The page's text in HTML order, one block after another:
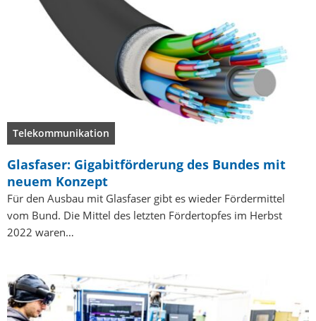
Telekommunikation
Glasfaser: Gigabitförderung des Bundes mit
neuem Konzept
Für den Ausbau mit Glasfaser gibt es wieder Fördermittel
vom Bund. Die Mittel des letzten Fördertopfes im Herbst
2022 waren…